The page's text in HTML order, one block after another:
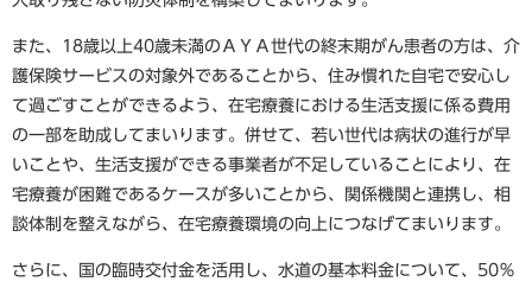
また、18歳以上40歳未満のＡＹＡ世代の終末期がん患者の方は、介
護保険サービスの対象外であることから、住み慣れた自宅で安心し
て過ごすことができるよう、在宅療養における生活支援に係る費用
の一部を助成してまいります。併せて、若い世代は病状の進行が早
いことや、生活支援ができる事業者が不足していることにより、在
宅療養が困難であるケースが多いことから、関係機関と連携し、相
談体制を整えながら、在宅療養環境の向上につなげてまいります。
さらに、国の臨時交付金を活用し、水道の基本料金について、50％